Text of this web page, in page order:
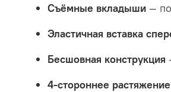
Съёмные вкладыши —
Эластичная вставка
Бесшовная конструкция
4-стороннее растяжение